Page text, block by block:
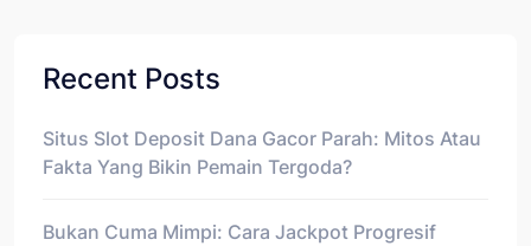
Recent Posts
Situs Slot Deposit Dana Gacor Parah: Mitos Atau
Fakta Yang Bikin Pemain Tergoda?
Bukan Cuma Mimpi: Cara Jackpot Progresif